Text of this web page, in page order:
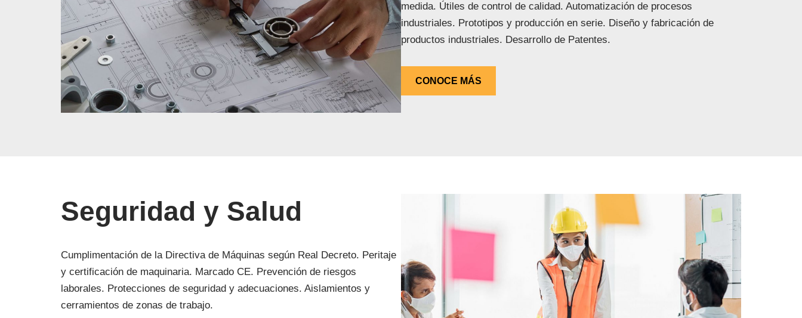
medida. Útiles de control de calidad. Automatización de procesos
industriales. Prototipos y producción en serie. Diseño y fabricación de
productos industriales. Desarrollo de Patentes.
CONOCE MÁS
Seguridad y Salud
Cumplimentación de la Directiva de Máquinas según Real Decreto. Peritaje
y certificación de maquinaria. Marcado CE. Prevención de riesgos
laborales. Protecciones de seguridad y adecuaciones. Aislamientos y
cerramientos de zonas de trabajo.